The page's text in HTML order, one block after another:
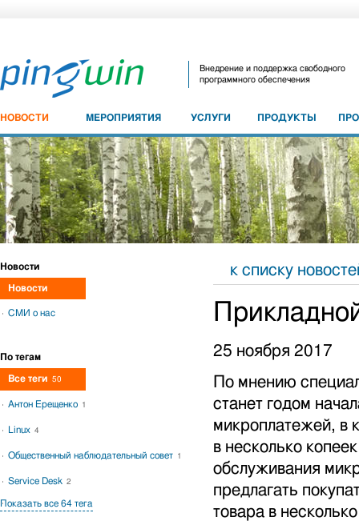
Внедрение и поддержка свободного
программного обеспечения
НОВОСТИ МЕРОПРИЯТИЯ УСЛУГИ ПРОДУКТЫ
к списку
25 ноября 2017
По мнению
станет годом
микроплатежей, в
в несколько
обслуживания
предлагать
товара в
Новости
Новости
СМИ о нас
По тегам
Все теги 50
Антон Ерещенко 1
Linux 4
Общественный наблюдательный совет 1
Service Desk 2
Показать все 64 тега